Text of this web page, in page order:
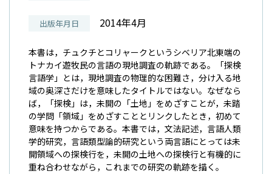
出版年月日 2014年4月
本書は，チュクチとコリャークというシベリア北東端の
トナカイ遊牧民の言語の現地調査の軌跡である。「探検
言語学」とは，現地調査の物理的な困難さ，分け入る地
域の奥深さだけを意味したタイトルではない。なぜなら
ば，「探検」は，未開の「土地」をめざすことが，未踏
の学問「領域」をめざすこととリンクしたとき，初めて
意味を持つからである。本書では，文法記述，言語人類
学的研究，言語類型論的研究という両言語にとっては未
開領域への探検行を，未開の土地への探検行と有機的に
重ね合わせながら，これまでの研究の軌跡を描く。